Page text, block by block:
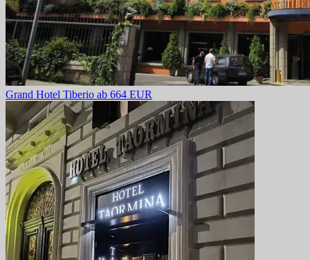
Grand Hotel Tiberio ab 664 EUR